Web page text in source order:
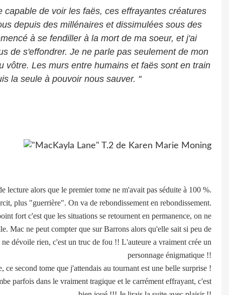
capable de voir les faës, ces effrayantes créatures
depuis des millénaires et dissimulées sous des
à se fendiller à la mort de ma soeur, et j'ai
de s'effondrer. Je ne parle pas seulement de mon
vôtre. Les murs entre humains et faës sont en train
la seule à pouvoir nous sauver. "
lecture alors que le premier tome ne m'avait pas séduite à 100 %.
plus "guerrière". On va de rebondissement en rebondissement.
fort c'est que les situations se retournent en permanence, on ne
Mac ne peut compter que sur Barrons alors qu'elle sait si peu de
dévoile rien, c'est un truc de fou !! L'auteure a vraiment crée un
personnage énigmatique !!
second tome que j'attendais au tournant est une belle surprise !
parfois dans le vraiment tragique et le carrément effrayant, c'est